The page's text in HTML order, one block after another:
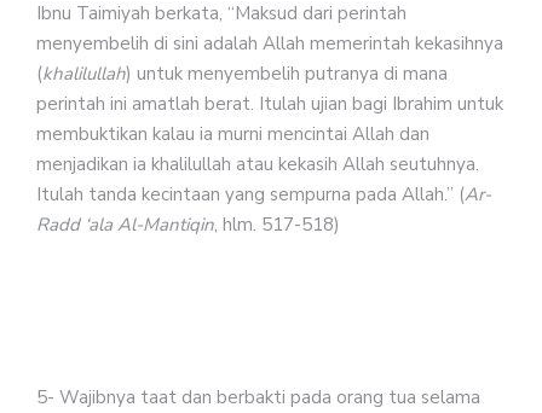
Ibnu Taimiyah berkata, “Maksud dari perintah
menyembelih di sini adalah Allah memerintah kekasihnya
(khalilullah) untuk menyembelih putranya di mana
perintah ini amatlah berat. Itulah ujian bagi Ibrahim untuk
membuktikan kalau ia murni mencintai Allah dan
menjadikan ia khalilullah atau kekasih Allah seutuhnya.
Itulah tanda kecintaan yang sempurna pada Allah.” (Ar-
Radd ‘ala Al-Mantiqin, hlm. 517-518)
5- Wajibnya taat dan berbakti pada orang tua selama